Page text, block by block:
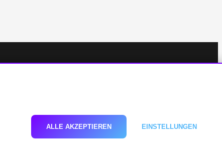
ALLE AKZEPTIEREN EINSTELLUNGEN